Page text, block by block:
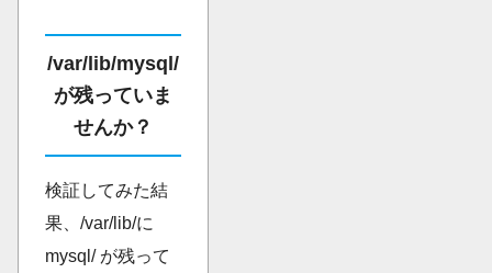
/var/lib/mysql/
が残っていま
せんか？
検証してみた結
果、/var/lib/に
mysql/ が残って